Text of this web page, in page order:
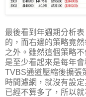
最後看到年週期分析
的，而右邊的策略竟
之外。雖然這個策略
是至少看起來是每年
TVBS通道壓縮後擴張
時間濾網，就沒有設
已經不算多了，所以